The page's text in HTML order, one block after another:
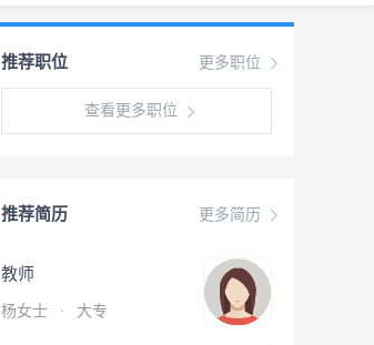
更多职位
推荐职位
查看更多职位
更多简历
推荐简历
教师
杨女士 · 大专